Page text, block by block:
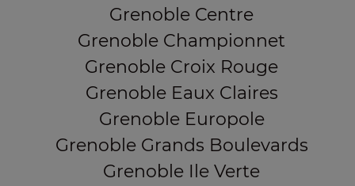
Grenoble Centre
Grenoble Championnet
Grenoble Croix Rouge
Grenoble Eaux Claires
Grenoble Europole
Grenoble Grands Boulevards
Grenoble Ile Verte